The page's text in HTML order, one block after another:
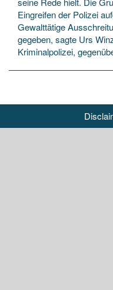
Eingreifen der Polizei
Gewalttätige
gegeben, sagte Urs
Kriminalpolizei,